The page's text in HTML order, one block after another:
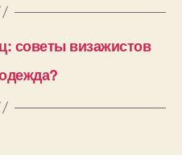
советы визажистов